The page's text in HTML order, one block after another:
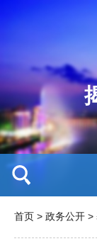
首页 > 政务公开 >